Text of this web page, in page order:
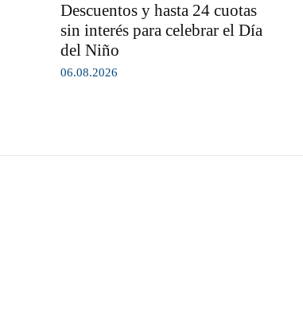
Descuentos y hasta 24 cuotas
sin interés para celebrar el Día
del Niño
06.08.2026